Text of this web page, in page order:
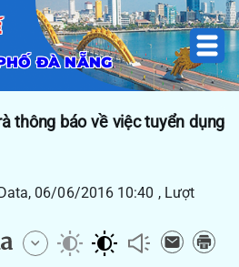
ĐÀ NẴNG
thông báo về việc tuyển dụng
06/06/2016 10:40 , Lượt